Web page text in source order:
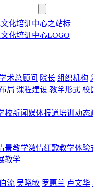
学术总顾问 院长 组织机构
局 课程建设 教学形式 校
校新闻媒体报道培训动态
景教学激情红歌教学体验
教学
流 吴晓敏 罗惠兰 卢文华